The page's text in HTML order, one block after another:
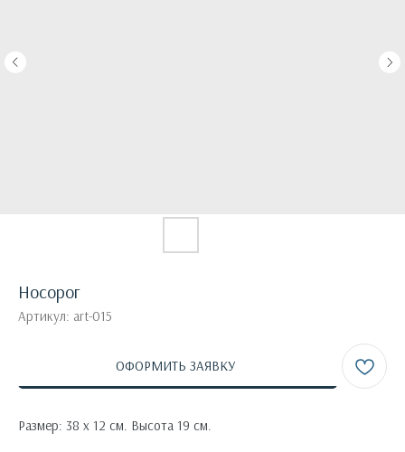
Носорог
Артикул: art-015
ОФОРМИТЬ ЗАЯВКУ
Размер: 38 х 12 см. Высота 19 см.